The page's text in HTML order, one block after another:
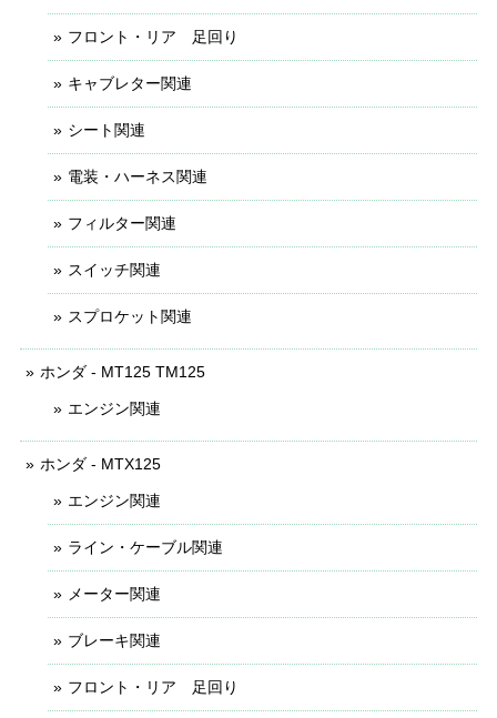
フロント・リア 足回り
キャブレター関連
シート関連
電装・ハーネス関連
フィルター関連
スイッチ関連
スプロケット関連
ホンダ - MT125 TM125
エンジン関連
ホンダ - MTX125
エンジン関連
ライン・ケーブル関連
メーター関連
ブレーキ関連
フロント・リア 足回り